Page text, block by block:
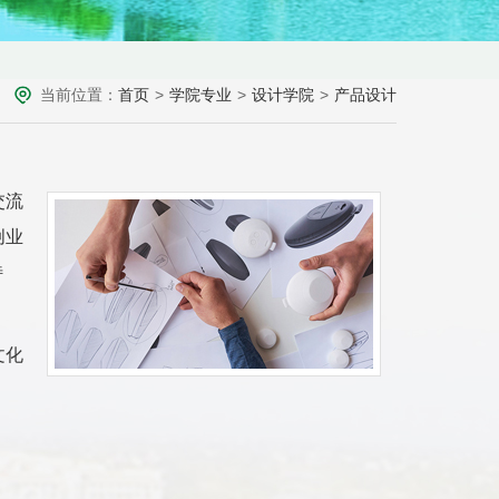
当前位置： 首页 > 学院专业 > 设计学院 > 产品设计
流
业
化